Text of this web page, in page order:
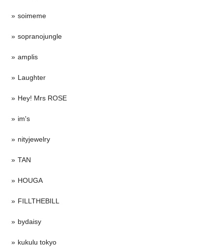
soimeme
sopranojungle
amplis
Laughter
Hey! Mrs ROSE
im's
nityjewelry
TAN
HOUGA
FILLTHEBILL
bydaisy
kukulu tokyo